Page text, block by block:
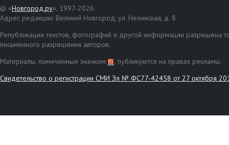
© «Новгород.ру», 1997-2026.
Адрес редакции: Великий Новгород, ул. Нехинская, д. 8
Републикация текстов, фотографий и другой информации разрешена
письменного разрешения авторов.
Материалы, помеченные значком
, публикуются на правах рекламы.
Свидетельство о регистрации СМИ Эл № ФС77-42458 от 27 октября